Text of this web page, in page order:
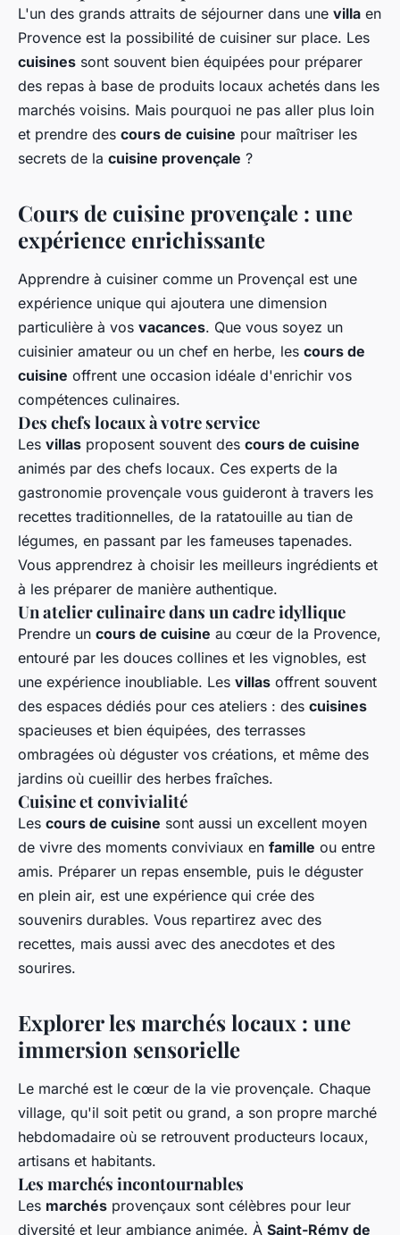
L'un des grands attraits de séjourner dans une villa en
Provence est la possibilité de cuisiner sur place. Les
cuisines sont souvent bien équipées pour préparer
des repas à base de produits locaux achetés dans les
marchés voisins. Mais pourquoi ne pas aller plus loin
et prendre des cours de cuisine pour maîtriser les
secrets de la cuisine provençale ?
Cours de cuisine provençale : une
expérience enrichissante
Apprendre à cuisiner comme un Provençal est une
expérience unique qui ajoutera une dimension
particulière à vos vacances. Que vous soyez un
cuisinier amateur ou un chef en herbe, les cours de
cuisine offrent une occasion idéale d'enrichir vos
compétences culinaires.
Des chefs locaux à votre service
Les villas proposent souvent des cours de cuisine
animés par des chefs locaux. Ces experts de la
gastronomie provençale vous guideront à travers les
recettes traditionnelles, de la ratatouille au tian de
légumes, en passant par les fameuses tapenades.
Vous apprendrez à choisir les meilleurs ingrédients et
à les préparer de manière authentique.
Un atelier culinaire dans un cadre idyllique
Prendre un cours de cuisine au cœur de la Provence,
entouré par les douces collines et les vignobles, est
une expérience inoubliable. Les villas offrent souvent
des espaces dédiés pour ces ateliers : des cuisines
spacieuses et bien équipées, des terrasses
ombragées où déguster vos créations, et même des
jardins où cueillir des herbes fraîches.
Cuisine et convivialité
Les cours de cuisine sont aussi un excellent moyen
de vivre des moments conviviaux en famille ou entre
amis. Préparer un repas ensemble, puis le déguster
en plein air, est une expérience qui crée des
souvenirs durables. Vous repartirez avec des
recettes, mais aussi avec des anecdotes et des
sourires.
Explorer les marchés locaux : une
immersion sensorielle
Le marché est le cœur de la vie provençale. Chaque
village, qu'il soit petit ou grand, a son propre marché
hebdomadaire où se retrouvent producteurs locaux,
artisans et habitants.
Les marchés incontournables
Les marchés provençaux sont célèbres pour leur
diversité et leur ambiance animée. À Saint-Rémy de